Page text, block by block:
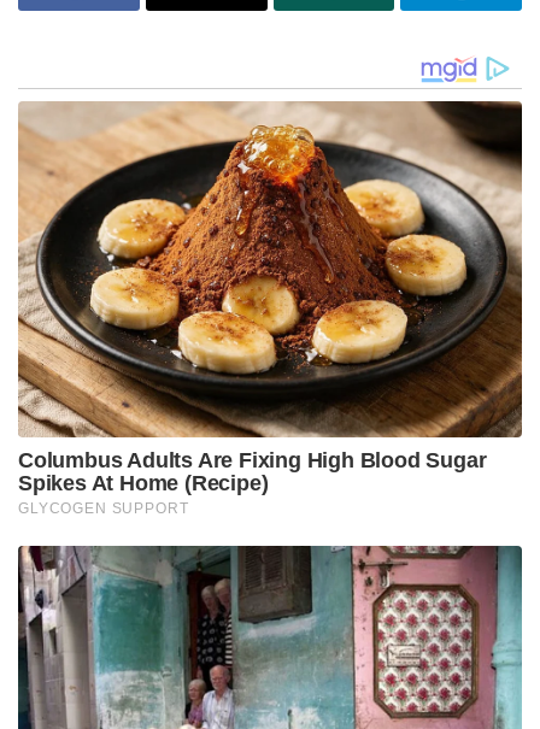
ഏറ്റവും പുതിയ കണക്കുകൾ അനുസരിച്ച് മ്യാൻമർ
ത്തിലധികം പേർക്ക് പരിക്കേറ്റിട്ടുണ്ട്. തകർന്നുവീണ
കെട്ടിടങ്ങളുടെ അവശിഷ്ടങ്ങൾക്കിടയിൽ
കുടുങ്ങിക്കിടക്കുന്നവരെ ഇനിയും രക്ഷിക്കാൻ
ഉണ്ടെന്നാണ് റിപ്പോർട്ടുകൾ സൂചിപ്പിക്കുന്നത്. ഇതോടെ
മരണസംഖ്യയും പരിക്കേറ്റവരുടെ സംഖ്യയും വീണ്ടും
ഉയരാൻ സാധ്യതയുണ്ടെന്നും കണക്കാക്കപ്പെടുന്നു.
തുടർച്ചയായി ഉണ്ടാകുന്ന ഭൂകമ്പങ്ങളാണ് മ്യാൻമറിൽ
വലിയ ദുരന്തത്തിന് കാരണമായത്. മാർച്ച് 28 ന്
മ്യാൻമറിൽ തുടർച്ചയായി ആറ് ഭൂകമ്പങ്ങൾ ഉണ്ടായി.
ഇന്നും ഭൂകമ്പങ്ങൾ തുടരുകയാണ്. ഇന്നലെ മുതൽ
ഇന്നുവരെ മ്യാൻമറിൽ ആകെ 16 ഭൂകമ്പങ്ങൾ ആണ്
ഉണ്ടായത്. ഭൂകമ്പബാധിത പ്രദേശങ്ങളിലെ
ദുരിതാശ്വാസ, രക്ഷാപ്രവർത്തനങ്ങളിൽ
സഹായിക്കുന്നതിനായി ഇന്ത്യ 15 ടൺ ദുരിതാശ്വാസ
Tags: myanmar india myanmar earthquake